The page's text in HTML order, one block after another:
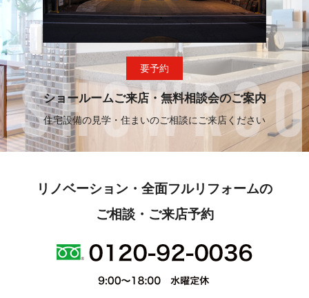
要予約
ショールームご来店・無料相談会のご案内
住宅設備の見学・住まいのご相談にご来店ください
リノベーション・全面フルリフォームの
ご相談・ご来店予約